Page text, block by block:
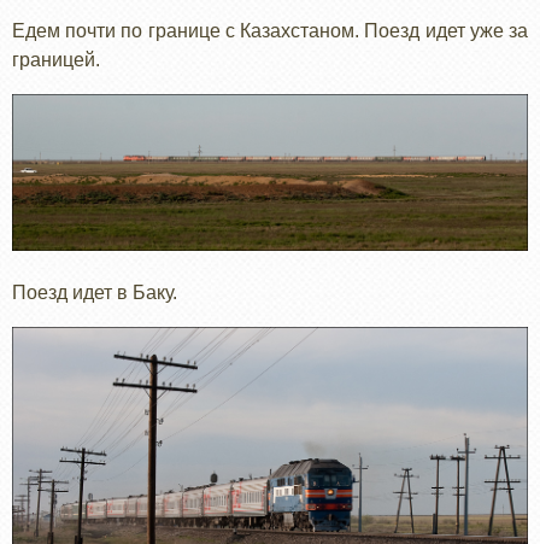
Едем почти по границе с Казахстаном. Поезд идет уже за
границей.
Поезд идет в Баку.